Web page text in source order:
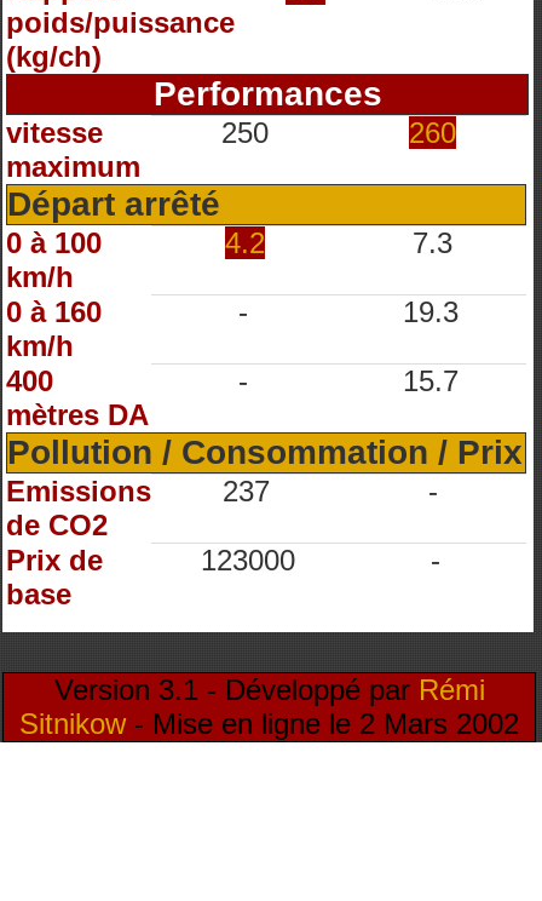
poids/puissance
(kg/ch)
Performances
vitesse
maximum
250 260
Départ arrêté
0 à 100
km/h
4.2 7.3
0 à 160
km/h
- 19.3
400
mètres DA
- 15.7
Pollution / Consommation / Prix
Emissions
de CO2
237 -
Prix de
base
123000 -
Version 3.1 - Développé par Rémi
Sitnikow- Mise en ligne le 2 Mars 2002